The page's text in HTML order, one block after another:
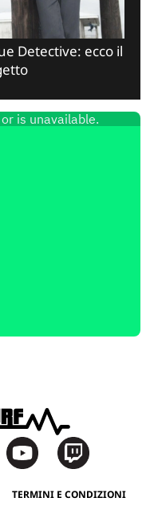
Detective: ecco il
TERMINI E CONDIZIONI